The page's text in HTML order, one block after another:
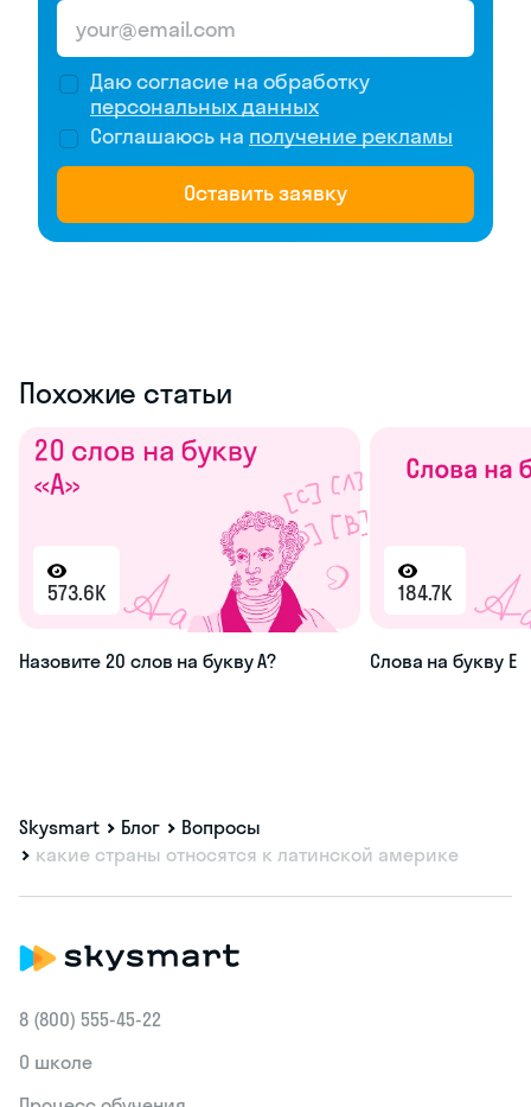
Даю согласие на обработку
персональных данных
Соглашаюсь на получение рекламы
Оставить заявку
Похожие статьи
573.6K
Назовите 20 слов на букву А?
184.7K
Слова на букву Е
Skysmart Блог
Вопросы
какие страны относятся к латинской америке
8 (800) 555‑45-22
О школе